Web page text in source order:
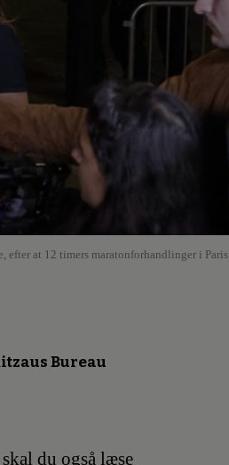
efter at 12 timers maratonforhandlinger i Paris
Bureau
du også læse